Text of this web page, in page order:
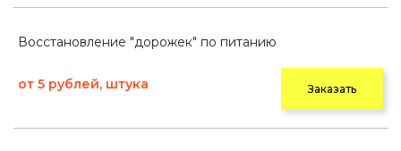
Восстановление "дорожек" по питанию
от 5 рублей, штука Заказать